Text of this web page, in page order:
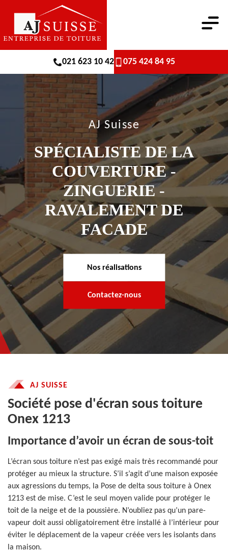
021 623 10 42 075 424 84 95
AJ Suisse
SPÉCIALISTE DE LA
COUVERTURE -
ZINGUERIE -
RAVALEMENT DE
FACADE
Nos réalisations
Contactez-nous
AJ SUISSE
Société pose d'écran sous toiture
Onex 1213
Importance d’avoir un écran de sous-toit
L’écran sous toiture n’est pas exigé mais très recommandé pour
protéger au mieux la structure. S’il s’agit d’une maison exposée
aux agressions du temps, la Pose de delta sous toiture à Onex
1213 est de mise. C’est le seul moyen valide pour protéger le
toit de la neige et de la poussière. N’oubliez pas qu’un pare-
vapeur doit aussi obligatoirement être installé à l’intérieur pour
éviter le déplacement de la vapeur créée vers les isolants dans
la maison.